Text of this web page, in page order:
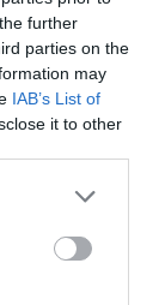
further
parties on the
may
IAB’s List of
it to other